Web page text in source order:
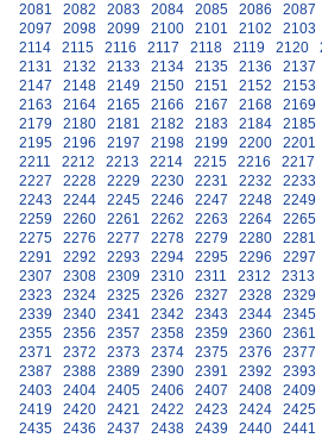
2081
2082 2083 2084 2085 2086 2087
2097
2098 2099 2100 2101 2102 2103
2114
2115 2116 2117 2118 2119 2120
2131
2132 2133 2134 2135 2136 2137
2147
2148 2149 2150 2151 2152 2153
2163
2164 2165 2166 2167 2168 2169
2179
2180 2181 2182 2183 2184 2185
2195
2196 2197 2198 2199 2200 2201
2211
2212 2213 2214 2215 2216 2217
2227
2228 2229 2230 2231 2232 2233
2243
2244 2245 2246 2247 2248 2249
2259
2260 2261 2262 2263 2264 2265
2275
2276 2277 2278 2279 2280 2281
2291
2292 2293 2294 2295 2296 2297
2307
2308 2309 2310 2311 2312 2313
2323
2324 2325 2326 2327 2328 2329
2339
2340 2341 2342 2343 2344 2345
2355
2356 2357 2358 2359 2360 2361
2371
2372 2373 2374 2375 2376 2377
2387
2388 2389 2390 2391 2392 2393
2403
2404 2405 2406 2407 2408 2409
2419
2420 2421 2422 2423 2424 2425
2435
2436 2437 2438 2439 2440 2441